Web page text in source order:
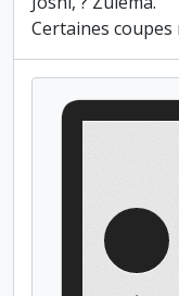
Certaines